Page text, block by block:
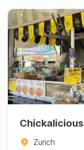
Chickalicious
Zurich